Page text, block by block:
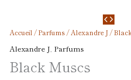
Accueil /Parfums /Alexandre J/
Alexandre J Parfums
Black Muscs